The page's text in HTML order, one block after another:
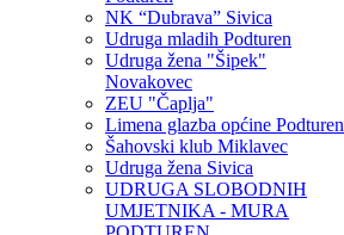
NK “Dubrava” Sivica
Udruga mladih Podturen
Udruga žena "Šipek"
Novakovec
ZEU "Čaplja"
Limena glazba općine Podturen
Šahovski klub Miklavec
Udruga žena Sivica
UDRUGA SLOBODNIH
UMJETNIKA - MURA